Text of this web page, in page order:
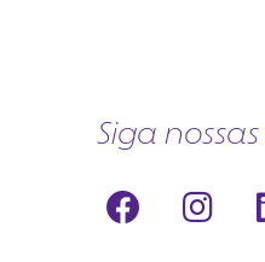
Siga nossas